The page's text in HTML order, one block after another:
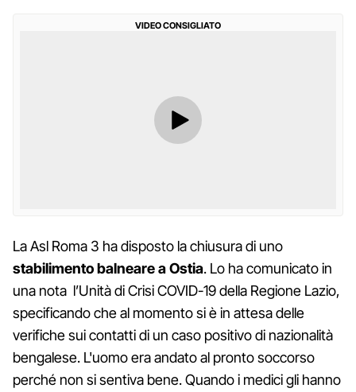
VIDEO CONSIGLIATO
La Asl Roma 3 ha disposto la chiusura di uno
stabilimento balneare a Ostia. Lo ha comunicato in
una nota l’Unità di Crisi COVID-19 della Regione Lazio,
specificando che al momento si è in attesa delle
verifiche sui contatti di un caso positivo di nazionalità
bengalese. L'uomo era andato al pronto soccorso
perché non si sentiva bene. Quando i medici gli hanno